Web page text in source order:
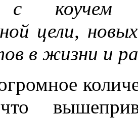
коучем
цели,
в жизни и